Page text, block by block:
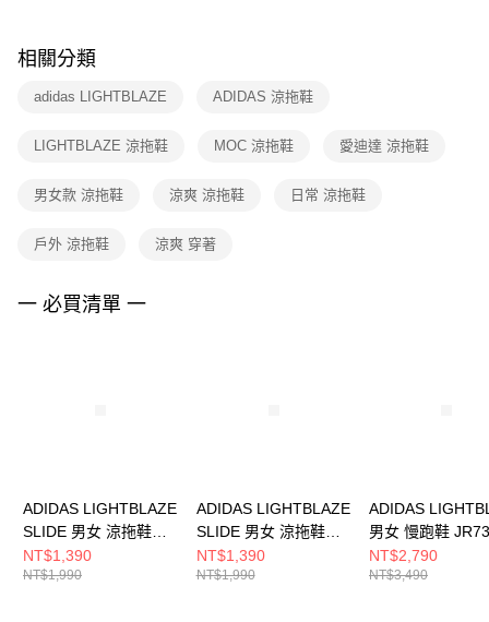
※ 交易是否成功請以「AFTEE先享後付 」之結帳頁面顯示為準，若有關於
是否繳費成功／繳費後需取消欲退款等相關疑問，請聯繫「AFTEE先享後付
客戶支援中心」https://netprotections.freshdesk.com/support/home
１．透過由恩沛科技股份有限公司提供之「AFTEE先享後付」服務完成之交
權轉讓予恩沛科技股份有限公司。
３．未成年的使用者請事先徵得法定代理人或監護人之同意方可使用
４．使用「AFTEE先享後付」時，將依據個別帳號之用戶狀況，依本公司即
相關分類
adidas LIGHTBLAZE ADIDAS 涼拖鞋
LIGHTBLAZE 涼拖鞋 MOC 涼拖鞋 愛迪達 涼拖鞋
男女款 涼拖鞋 涼爽 涼拖鞋 日常 涼拖鞋
戶外 涼拖鞋 涼爽 穿著
一 必買清單 一
ADIDAS LIGHTBLAZE
SLIDE 男女 涼拖鞋
JQ8056
NT$1,390
NT$1,990
ADIDAS LIGHTBLAZE
SLIDE 男女 涼拖鞋
JS3587
NT$1,390
NT$1,990
ADIDAS
男女 慢跑鞋
NT$2,790
NT$3,490